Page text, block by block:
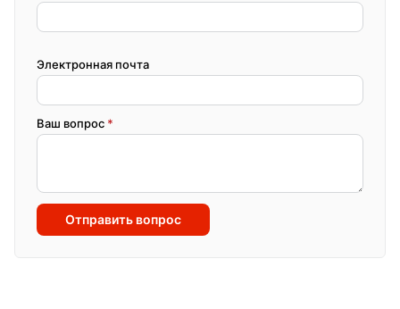
Электронная почта
Ваш вопрос *
Отправить вопрос